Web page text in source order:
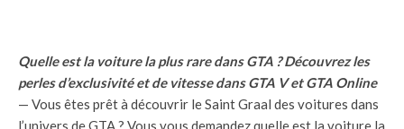
Quelle est la voiture la plus rare dans GTA ? Découvrez les
perles d’exclusivité et de vitesse dans GTA V et GTA Online
— Vous êtes prêt à découvrir le Saint Graal des voitures dans
l’univers de GTA ? Vous vous demandez quelle est la voiture la